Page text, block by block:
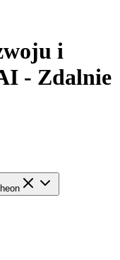
i
- Zdalnie